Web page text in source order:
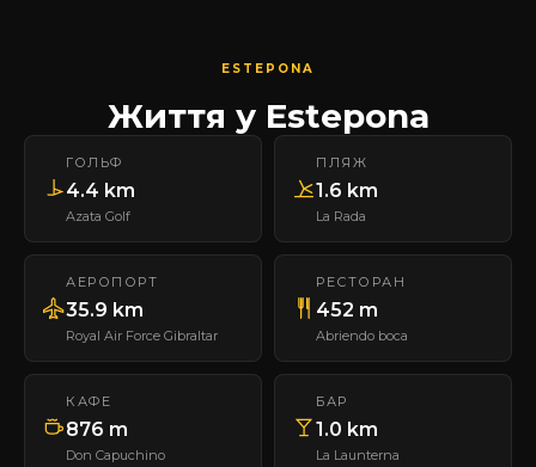
ESTEPONA
Життя у Estepona
ГОЛЬФ
4.4 km
Azata Golf
ПЛЯЖ
1.6 km
La Rada
АЕРОПОРТ
35.9 km
Royal Air Force Gibraltar
РЕСТОРАН
452 m
Abriendo boca
КАФЕ
876 m
Don Capuchino
БАР
1.0 km
La Launterna